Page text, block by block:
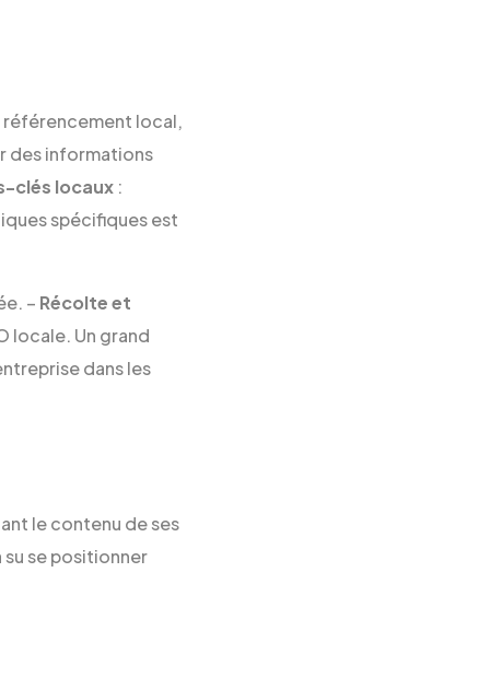
local,
des informations
clés locaux :
spécifiques est
– Récolte et
locale. Un grand
dans les
le contenu de ses
su se positionner